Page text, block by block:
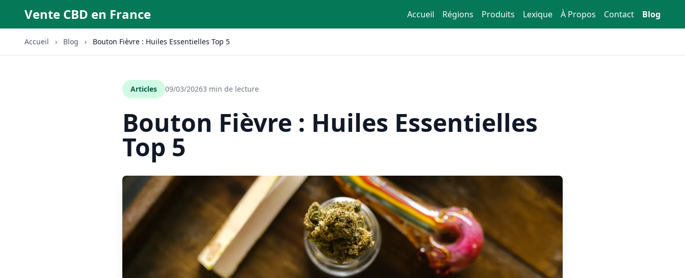
Vente CBD en France Accueil Régions Produits Lexique À Propos Contact Blog
Accueil › Blog › Bouton Fièvre : Huiles Essentielles Top 5
Articles 09/03/20263 min de lecture
Bouton Fièvre : Huiles Essentielles
Top 5